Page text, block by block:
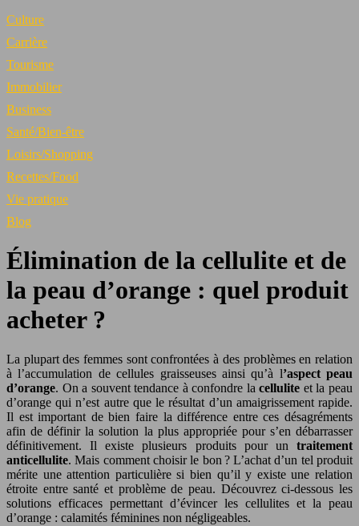
Culture
Carrière
Tourisme
Immobilier
Business
Santé/Bien-être
Loisirs/Shopping
Recettes/Food
Vie pratique
Blog
Élimination de la cellulite et de
la peau d’orange : quel produit
acheter ?
La plupart des femmes sont confrontées à des problèmes en relation
à l’accumulation de cellules graisseuses ainsi qu’à l’aspect peau
d’orange. On a souvent tendance à confondre lacellulite et la peau
d’orange qui n’est autre que le résultat d’un amaigrissement rapide.
Il est important de bien faire la différence entre ces désagréments
afin de définir la solution la plus appropriée pour s’en débarrasser
définitivement. Il existe plusieurs produits pour un traitement
anticellulite. Mais comment choisir le bon ? L’achat d’un tel produit
mérite une attention particulière si bien qu’il y existe une relation
étroite entre santé et problème de peau. Découvrez ci-dessous les
solutions efficaces permettant d’évincer les cellulites et la peau
d’orange : calamités féminines non négligeables.